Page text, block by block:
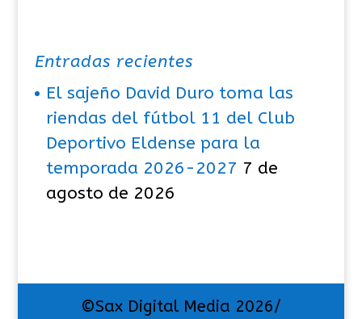
Entradas recientes
El sajeño David Duro toma las
riendas del fútbol 11 del Club
Deportivo Eldense para la
temporada 2026-2027 7 de
agosto de 2026
©Sax Digital Media 2026/